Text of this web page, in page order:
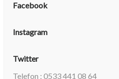
Facebook
Instagram
Twitter
Telefon : 0533 441 08 64